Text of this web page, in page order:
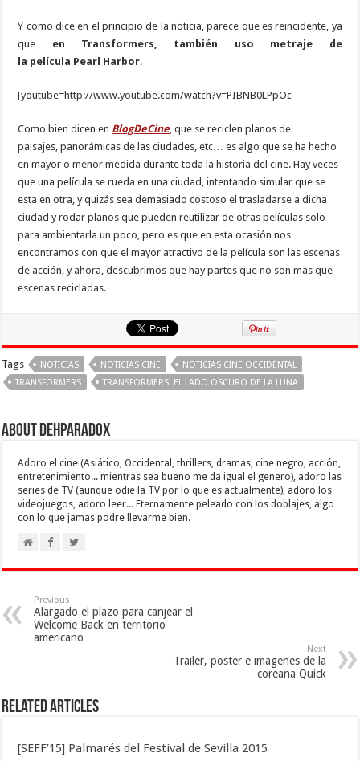
Y como dice en el principio de la noticia, parece que es reincidente, ya
que en Transformers, también uso metraje de
la película Pearl Harbor.
[youtube=http://www.youtube.com/watch?v=PIBNB0LPpOc
Como bien dicen en BlogDeCine, que se reciclen planos de
paisajes, panorámicas de las ciudades, etc… es algo que se ha hecho
en mayor o menor medida durante toda la historia del cine. Hay veces
que una película se rueda en una ciudad, intentando simular que se
esta en otra, y quizás sea demasiado costoso el trasladarse a dicha
ciudad y rodar planos que pueden reutilizar de otras películas solo
para ambientarla un poco, pero es que en esta ocasión nos
encontramos con que el mayor atractivo de la película son las escenas
de acción, y ahora, descubrimos que hay partes que no son mas que
escenas recicladas.
Tags NOTICIAS NOTICIAS CINE
NOTICIAS CINE OCCIDENTAL
TRANSFORMERS
TRANSFORMERS: EL LADO OSCURO DE LA LUNA
About Dehparadox
Adoro el cine (Asiático, Occidental, thrillers, dramas, cine negro, acción,
entretenimiento... mientras sea bueno me da igual el genero), adoro las
series de TV (aunque odie la TV por lo que es actualmente), adoro los
videojuegos, adoro leer... Eternamente peleado con los doblajes, algo
con lo que jamas podre llevarme bien.
Previous
Alargado el plazo para canjear el
Welcome Back en territorio
americano
Next
Trailer, poster e imagenes de la
coreana Quick
Related Articles
[SEFF’15] Palmarés del Festival de Sevilla 2015